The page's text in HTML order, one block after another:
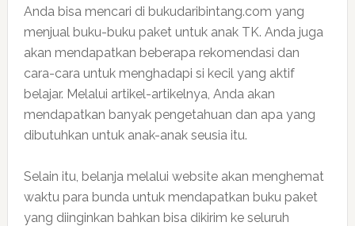
Anda bisa mencari di bukudaribintang.com yang
menjual buku-buku paket untuk anak TK. Anda juga
akan mendapatkan beberapa rekomendasi dan
cara-cara untuk menghadapi si kecil yang aktif
belajar. Melalui artikel-artikelnya, Anda akan
mendapatkan banyak pengetahuan dan apa yang
dibutuhkan untuk anak-anak seusia itu.
Selain itu, belanja melalui website akan menghemat
waktu para bunda untuk mendapatkan buku paket
yang diinginkan bahkan bisa dikirim ke seluruh